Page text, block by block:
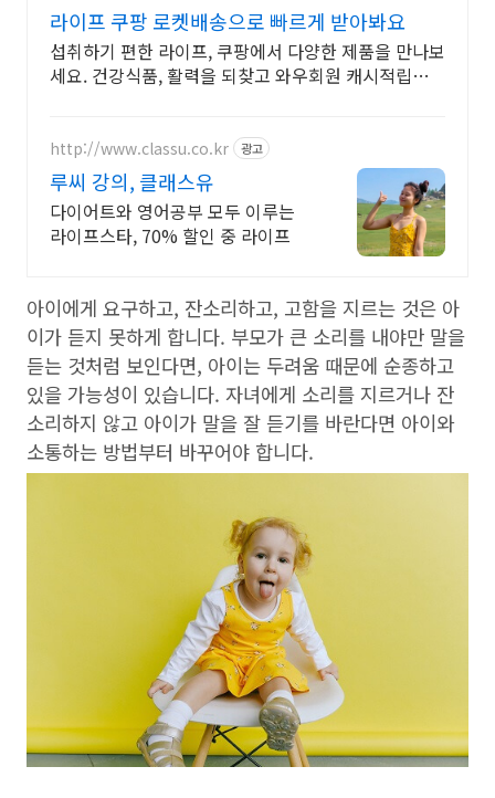
라이프 쿠팡 로켓배송으로 빠르게 받아봐요
섭취하기 편한 라이프, 쿠팡에서 다양한 제품을 만나보
세요. 건강식품, 활력을 되찾고 와우회원 캐시적립도
http://www.classu.co.kr 광고
루씨 강의, 클래스유
다이어트와 영어공부 모두 이루는
라이프스타, 70% 할인 중 라이프
아이에게 요구하고, 잔소리하고, 고함을 지르는 것은 아
이가 듣지 못하게 합니다. 부모가 큰 소리를 내야만 말을
듣는 것처럼 보인다면, 아이는 두려움 때문에 순종하고
있을 가능성이 있습니다. 자녀에게 소리를 지르거나 잔
소리하지 않고 아이가 말을 잘 듣기를 바란다면 아이와
소통하는 방법부터 바꾸어야 합니다.